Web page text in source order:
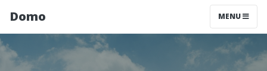
Domo MENU